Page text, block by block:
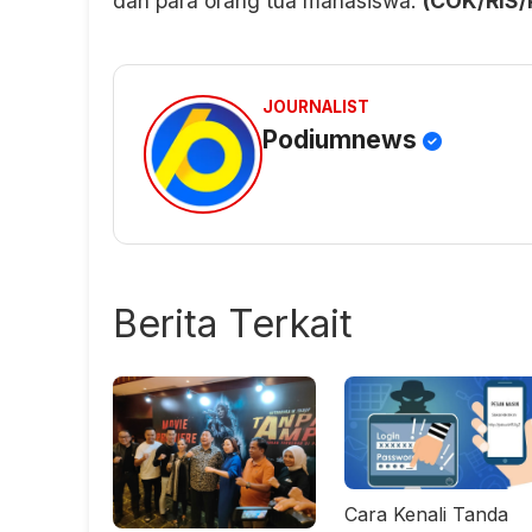
JOURNALIST
Podiumnews
Berita Terkait
Cara Kenali Tanda